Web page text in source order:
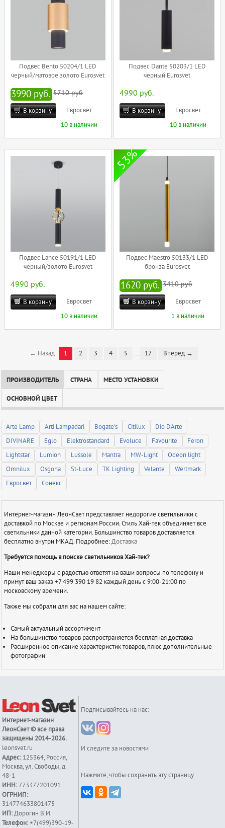
Подвес Bento 50204/1 LED
черный/матовое золото Eurosvet
3990 руб. 5710 руб
В корзину
Евросвет
10 в наличии
Подвес Dante 50203/1 LED
черный Eurosvet
4990 руб.
В корзину
Евросвет
10 в наличии
Подвес Lance 50191/1 LED
черный/золото Eurosvet
4990 руб.
В корзину
Евросвет
10 в наличии
Подвес Maestro 50133/1 LED
бронза Eurosvet
53%
1620 руб. 3410 руб
В корзину
Евросвет
1 в наличии
← Назад 1 2 3 4 5 ... 17 Вперед →
ПРОИЗВОДИТЕЛЬ СТРАНА МЕСТО УСТАНОВКИ
ОСНОВНОЙ ЦВЕТ
Arte Lamp Arti Lampadari Bogate's Citilux
Dio D'Arte
DIVINARE
Eglo Elektrostandard Evoluce Favourite
Feron
Lightstar
Lumion Lussole Mantra MW-Light
Odeon light
Omnilux
Osgona St-Luce TK Lighting Velante
Wertmark
Евросвет
Сонекс
Интернет-магазин ЛеонСвет представляет недорогие светильники с
доставкой по Москве и регионам России. Стиль Хай-тек объединяет все
светильники данной категории. Большинство товаров доставляется
бесплатно внутри МКАД. Подробнее:Доставка
Требуется помощь в поиске светильников Хай-тек?
Наши менеджеры с радостью ответят на ваши вопросы по телефону и
примут ваш заказ +7 499 390 19 82 каждый день с 9:00-21:00 по
московскому времени.
Также мы собрали для вас на нашем сайте:
Самый актуальный ассортимент
На большинство товаров распространяется бесплатная доставка
Расширенное описание характеристик товаров, плюс дополнительные
фотографии
Интернет-магазин
ЛеонСвет© все права
защищены 2014-2026.
leonsvet.ru
Адрес: 125364,Россия,
Москва,ул. Свободы, д.
48-1
ИНН:773377201091
ОГРНИП:
314774633801475
ИП:Дорогин В.И.
Телефон: +7(499)390-19-
Подписывайтесь на нас:
И следите за новостями
Нажмите, чтобы сохранить эту страницу